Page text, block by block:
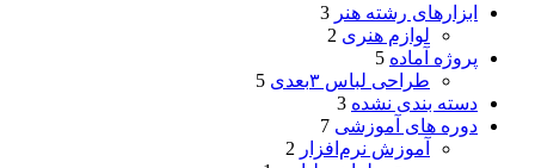
ابزارهای رشته هنر 3
لوازم هنری 2
پروژه آماده 5
طراحی لباس ۳بعدی
5
دسته بندی نشده 3
دوره های آموزشی 7
آموزش نرم‌افزار 2